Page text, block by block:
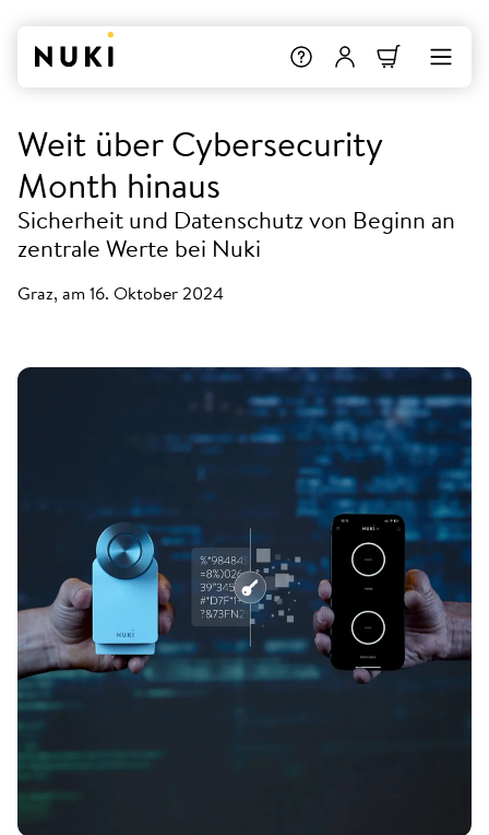
Weit über Cybersecurity
Month hinaus
Sicherheit und Datenschutz von Beginn an
zentrale Werte bei Nuki
Graz, am 16. Oktober 2024